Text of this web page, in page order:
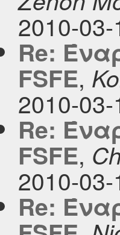
2010-03-
Re:
FSFE,
2010-03-
Re:
FSFE,
2010-03-
Re: